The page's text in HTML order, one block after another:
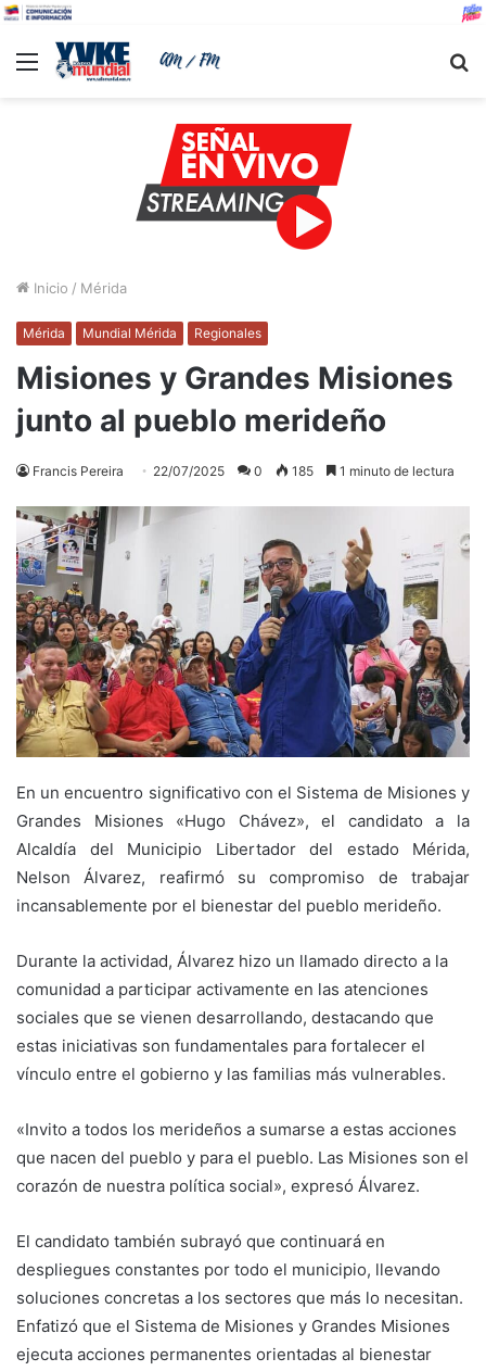
Menu
Inicio / Mérida
Mérida Mundial Mérida Regionales
Misiones y Grandes Misiones
junto al pueblo merideño
Francis Pereira 22/07/2025 0 185 1 minuto de lectura
En un encuentro significativo con el Sistema de Misiones y
Grandes Misiones «Hugo Chávez», el candidato a la
Alcaldía del Municipio Libertador del estado Mérida,
Nelson Álvarez, reafirmó su compromiso de trabajar
incansablemente por el bienestar del pueblo merideño.
Durante la actividad, Álvarez hizo un llamado directo a la
comunidad a participar activamente en las atenciones
sociales que se vienen desarrollando, destacando que
estas iniciativas son fundamentales para fortalecer el
vínculo entre el gobierno y las familias más vulnerables.
«Invito a todos los merideños a sumarse a estas acciones
que nacen del pueblo y para el pueblo. Las Misiones son el
corazón de nuestra política social», expresó Álvarez.
El candidato también subrayó que continuará en
despliegues constantes por todo el municipio, llevando
soluciones concretas a los sectores que más lo necesitan.
Enfatizó que el Sistema de Misiones y Grandes Misiones
ejecuta acciones permanentes orientadas al bienestar